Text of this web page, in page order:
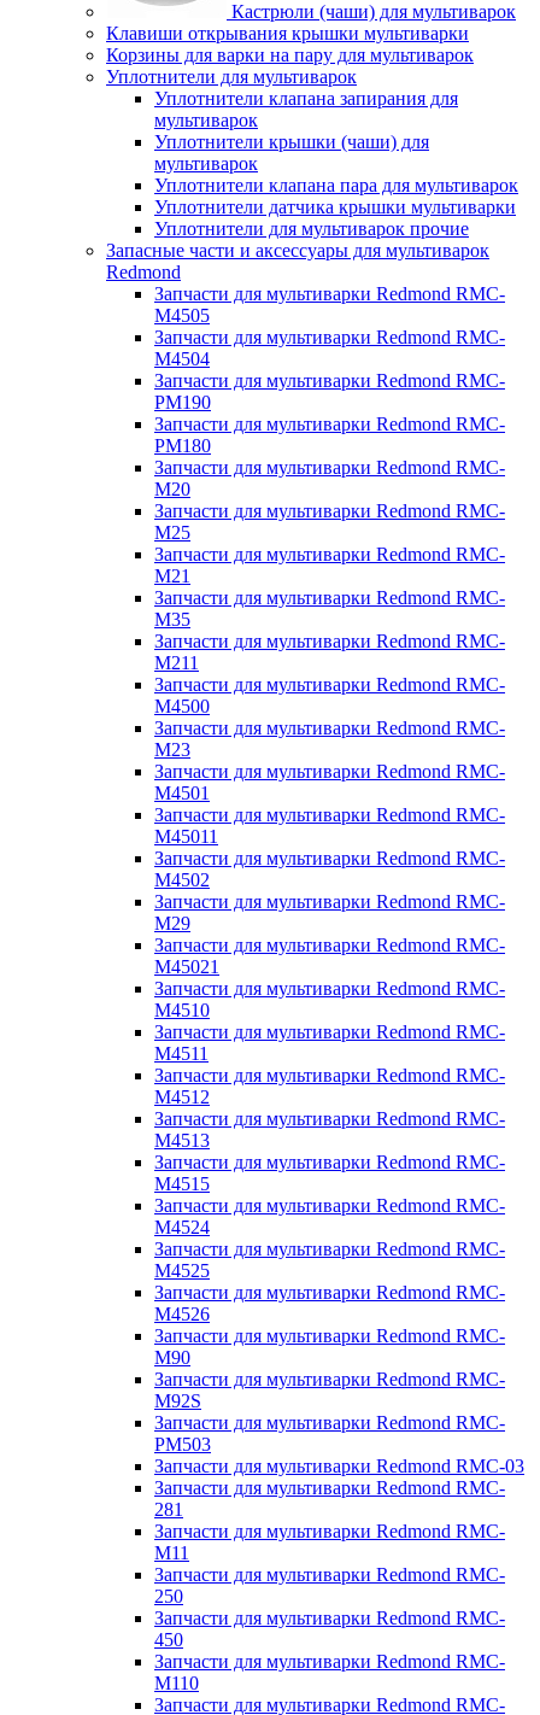
Кастрюли (чаши) для мультиварок
Клавиши открывания крышки мультиварки
Корзины для варки на пару для мультиварок
Уплотнители для мультиварок
Уплотнители клапана запирания для
мультиварок
Уплотнители крышки (чаши) для
мультиварок
Уплотнители клапана пара для мультиварок
Уплотнители датчика крышки мультиварки
Уплотнители для мультиварок прочие
Запасные части и аксессуары для мультиварок
Redmond
Запчасти для мультиварки Redmond RMC-
M4505
Запчасти для мультиварки Redmond RMC-
M4504
Запчасти для мультиварки Redmond RMC-
PM190
Запчасти для мультиварки Redmond RMC-
PM180
Запчасти для мультиварки Redmond RMC-
M20
Запчасти для мультиварки Redmond RMC-
M25
Запчасти для мультиварки Redmond RMC-
M21
Запчасти для мультиварки Redmond RMC-
M35
Запчасти для мультиварки Redmond RMC-
M211
Запчасти для мультиварки Redmond RMC-
M4500
Запчасти для мультиварки Redmond RMC-
M23
Запчасти для мультиварки Redmond RMC-
M4501
Запчасти для мультиварки Redmond RMC-
M45011
Запчасти для мультиварки Redmond RMC-
M4502
Запчасти для мультиварки Redmond RMC-
M29
Запчасти для мультиварки Redmond RMC-
M45021
Запчасти для мультиварки Redmond RMC-
M4510
Запчасти для мультиварки Redmond RMC-
M4511
Запчасти для мультиварки Redmond RMC-
M4512
Запчасти для мультиварки Redmond RMC-
M4513
Запчасти для мультиварки Redmond RMC-
M4515
Запчасти для мультиварки Redmond RMC-
M4524
Запчасти для мультиварки Redmond RMC-
M4525
Запчасти для мультиварки Redmond RMC-
M4526
Запчасти для мультиварки Redmond RMC-
M90
Запчасти для мультиварки Redmond RMC-
M92S
Запчасти для мультиварки Redmond RMC-
PM503
Запчасти для мультиварки Redmond RMC-03
Запчасти для мультиварки Redmond RMC-
281
Запчасти для мультиварки Redmond RMC-
M11
Запчасти для мультиварки Redmond RMC-
250
Запчасти для мультиварки Redmond RMC-
450
Запчасти для мультиварки Redmond RMC-
M110
Запчасти для мультиварки Redmond RMC-